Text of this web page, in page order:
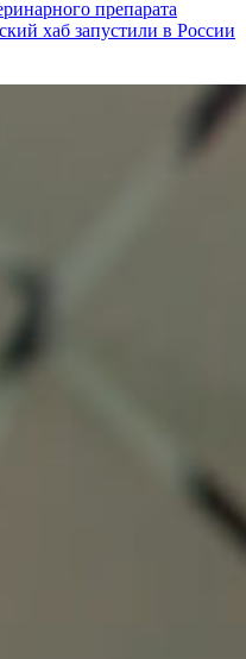
препарата
хаб запустили в России